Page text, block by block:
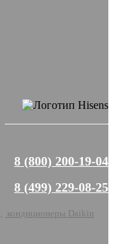
8 (800) 200-19-04
8 (499) 229-08-25
кондиционеры Daikin